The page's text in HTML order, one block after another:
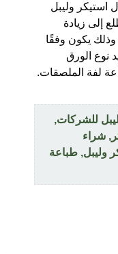
استيكر وليبل
إلى زيادة
يكون وفقًا
نوع الورق
لفة الملصقات.
للشركات,
, شراء
وليبل, طباعة